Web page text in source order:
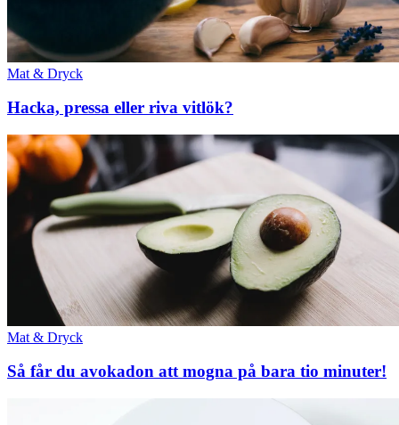
Mat & Dryck
Hacka, pressa eller riva vitlök?
Mat & Dryck
Så får du avokadon att mogna på bara tio minuter!